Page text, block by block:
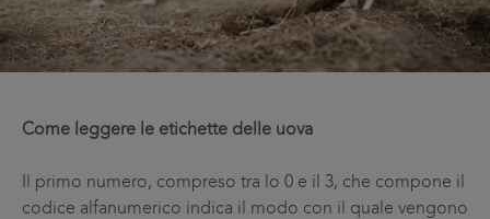
Come leggere le etichette delle uova
Il primo numero, compreso tra lo 0 e il 3, che compone il
codice alfanumerico indica il modo con il quale vengono